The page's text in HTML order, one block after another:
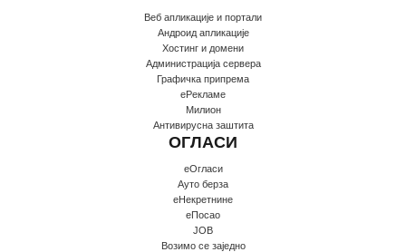
Веб апликације и портали
Андроид апликације
Хостинг и домени
Администрација сервера
Графичка припрема
еРекламе
Милион
Антивирусна заштита
ОГЛАСИ
еОгласи
Ауто берза
еНекретнине
еПосао
JOB
Возимо се заједно